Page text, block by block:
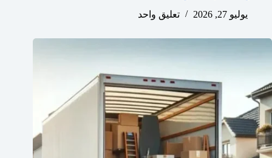
يوليو 27, 2026
تعليق واحد